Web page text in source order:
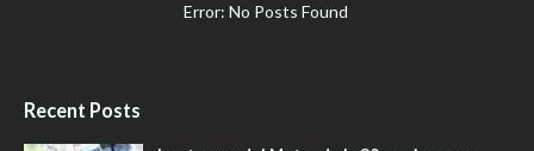
Error: No Posts Found
Recent Posts